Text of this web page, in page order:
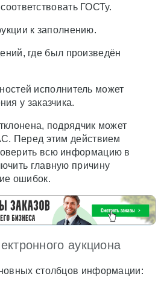
ГОСТу.
к заполнению.
где был произведён
исполнитель может
у заказчика.
подрядчик может
Перед этим действием
всю информацию в
главную причину
ошибок.
аукциона
столбцов информации: